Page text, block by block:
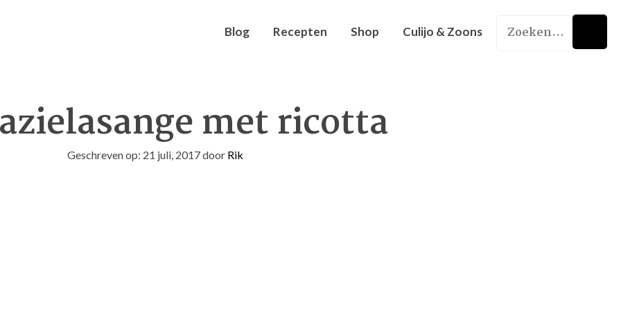
Blog Recepten Shop Culijo & Zoons
met ricotta
Geschreven op: 21 juli, 2017door Rik